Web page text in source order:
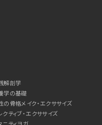
解剖学
学の基礎
の骨格メイク・エクササイズ
クティブ・エクササイズ